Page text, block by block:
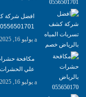
0556501701‬‏ – تقارير معتمدة
يوليو 16, 2025
علي
يوليو 16, 2025